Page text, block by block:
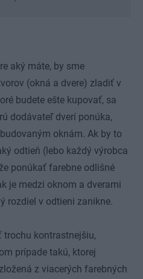
aký máte, by sme
(okná a dvere) zladiť v
budete ešte kupovať, sa
dodávateľ dverí ponúka,
oknám. Ak by to
odtieň (lebo každý výrobca
ponúkať farebne odlišné
je medzi oknom a dverami
rozdiel v odtieni zanikne.
kontrastnejšiu,
prípade takú, ktorej
z viacerých farebných